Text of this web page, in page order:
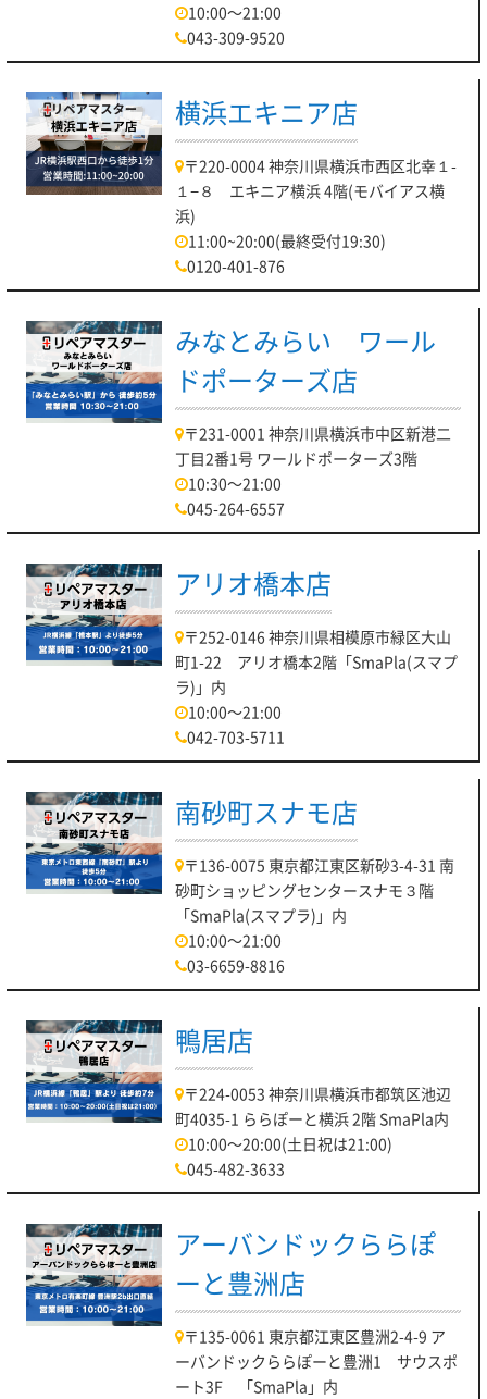
10:00～21:00
043-309-9520
横浜エキニア店
〒220-0004 神奈川県横浜市西区北幸１-
１−８ エキニア横浜 4階(モバイアス横
浜)
11:00~20:00(最終受付19:30)
0120-401-876
みなとみらい ワール
ドポーターズ店
〒231-0001 神奈川県横浜市中区新港二
丁目2番1号 ワールドポーターズ3階
10:30～21:00
045-264-6557
アリオ橋本店
〒252-0146 神奈川県相模原市緑区大山
町1-22 アリオ橋本2階「SmaPla(スマプ
ラ)」内
10:00～21:00
042-703-5711
南砂町スナモ店
〒136-0075 東京都江東区新砂3-4-31 南
砂町ショッピングセンタースナモ３階
「SmaPla(スマプラ)」内
10:00～21:00
03-6659-8816
鴨居店
〒224-0053 神奈川県横浜市都筑区池辺
町4035-1 ららぽーと横浜 2階 SmaPla内
10:00～20:00(土日祝は21:00)
045-482-3633
アーバンドックららぽ
ーと豊洲店
〒135-0061 東京都江東区豊洲2-4-9 ア
ーバンドックららぽーと豊洲1 サウスポ
ート3F 「SmaPla」内